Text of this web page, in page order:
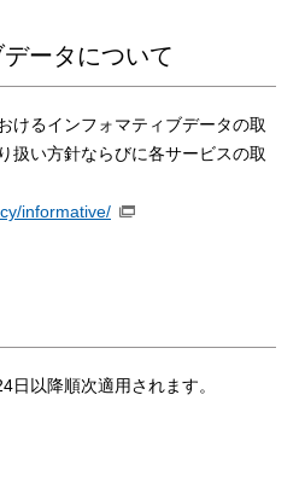
ータについて
けるインフォマティブデータの取
扱い方針ならびに各サービスの取
informative/
日以降順次適用されます。